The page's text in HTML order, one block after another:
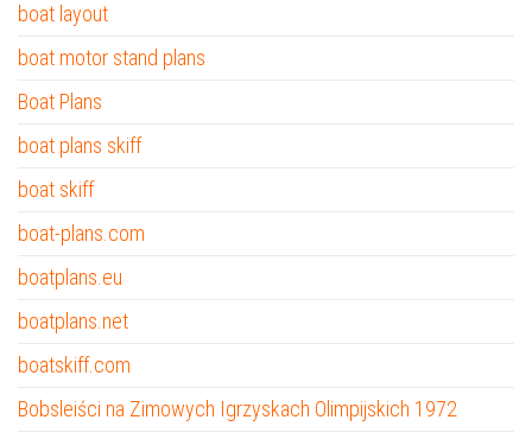
boat layout
boat motor stand plans
Boat Plans
boat plans skiff
boat skiff
boat-plans.com
boatplans.eu
boatplans.net
boatskiff.com
Bobsleiści na Zimowych Igrzyskach Olimpijskich 1972